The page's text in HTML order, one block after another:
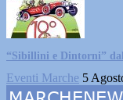
“Sibillini e Dintorni”
Eventi Marche 5